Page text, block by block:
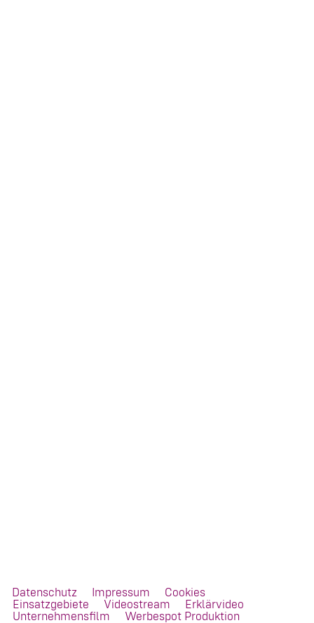
Datenschutz Impressum
Cookies
Einsatzgebiete
Videostream
Erklärvideo
Unternehmensfilm
Werbespot Produktion